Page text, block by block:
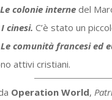
colonie interne del
cinesi. C’è stato un
comunità francesi ed
attivi cristiani.
Operation World,